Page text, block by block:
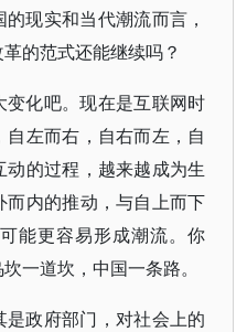
的现实和当代潮流而言，
的范式还能继续吗？
化吧。现在是互联网时
左而右，自右而左，自
的过程，越来越成为生
内的推动，与自上而下
能更容易形成潮流。你
一道坎，中国一条路。
政府部门，对社会上的